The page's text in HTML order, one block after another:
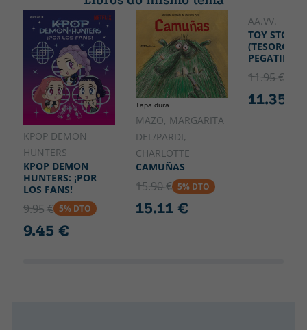
KPOP DEMON
HUNTERS
KPOP DEMON
HUNTERS: ¡POR
LOS FANS!
9.95 € 5% DTO
9.45 €
Tapa dura
MAZO, MARGARITA
DEL/PARDI,
CHARLOTTE
CAMUÑAS
15.90 € 5% DTO
15.11 €
AA.VV.
TOY STORY
(TESORO DE
PEGATINAS)
11.95 €
11.35 €